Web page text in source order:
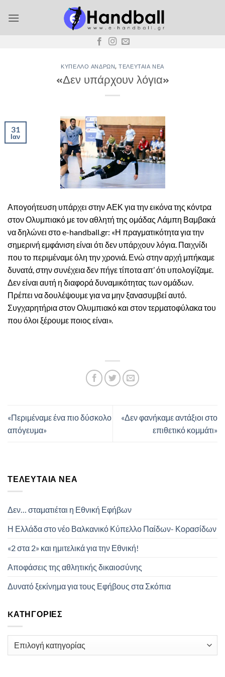
στο
ΚΎΠΕΛΛΟ ΑΝΔΡΏΝ,ΤΕΛΕΥΤΑΊΑ ΝΈΑ
«Δεν υπάρχουν λόγια»
31
Ιαν
Απογοήτευση υπάρχει στην ΑΕΚ για την εικόνα της κόντρα
στον Ολυμπιακό με τον αθλητή της ομάδας Λάμπη Βαμβακά
να δηλώνει στο e-handball.gr: «Η πραγματικότητα για την
σημερινή εμφάνιση είναι ότι δεν υπάρχουν λόγια. Παιχνίδι
που το περιμέναμε όλη την χρονιά. Ενώ στην αρχή μπήκαμε
δυνατά, στην συνέχεια δεν πήγε τίποτα απ’ ότι υπολογίζαμε.
Δεν είναι αυτή η διαφορά δυναμικότητας των ομάδων.
Πρέπει να δουλέψουμε για να μην ξανασυμβεί αυτό.
Συγχαρητήρια στον Ολυμπιακό και στον τερματοφύλακα του
που όλοι ξέρουμε ποιος είναι».
«Περιμέναμε ένα πιο δύσκολο
απόγευμα»
«Δεν φανήκαμε αντάξιοι στο
επιθετικό κομμάτι»
ΤΕΛΕΥΤΑΊΑ ΝΈΑ
Δεν… σταματιέται η Εθνική Εφήβων
Η Ελλάδα στο νέο Βαλκανικό Κύπελλο Παίδων- Κορασίδων
«2 στα 2» και ημιτελικά για την Εθνική!
Αποφάσεις της αθλητικής δικαιοσύνης
Δυνατό ξεκίνημα για τους Εφήβους στα Σκόπια
KΑΤΗΓΟΡΊΕΣ
Kατηγορίες